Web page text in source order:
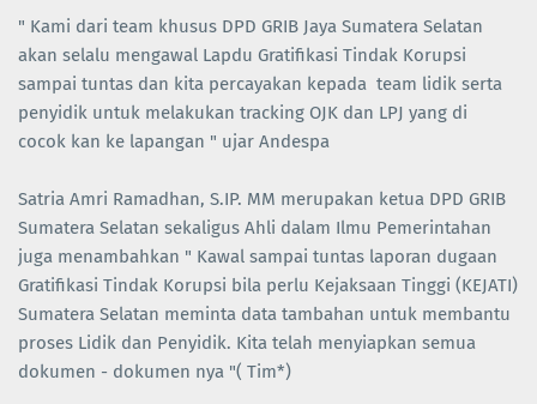
" Kami dari team khusus DPD GRIB Jaya Sumatera Selatan
akan selalu mengawal Lapdu Gratifikasi Tindak Korupsi
sampai tuntas dan kita percayakan kepada team lidik serta
penyidik untuk melakukan tracking OJK dan LPJ yang di
cocok kan ke lapangan " ujar Andespa
Satria Amri Ramadhan, S.IP. MM merupakan ketua DPD GRIB
Sumatera Selatan sekaligus Ahli dalam Ilmu Pemerintahan
juga menambahkan " Kawal sampai tuntas laporan dugaan
Gratifikasi Tindak Korupsi bila perlu Kejaksaan Tinggi (KEJATI)
Sumatera Selatan meminta data tambahan untuk membantu
proses Lidik dan Penyidik. Kita telah menyiapkan semua
dokumen - dokumen nya "( Tim*)